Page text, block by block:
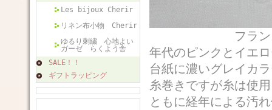
Les bijoux Cherir
リネン布小物 Cherir
ゆるり刺繍 心地よい
ガーゼ らくよう舎
SALE！！
ギフトラッピング
フランスから届
年代のピンクとイエ
台紙に濃いグレイカ
糸巻きですが糸は使
ともに経年による汚